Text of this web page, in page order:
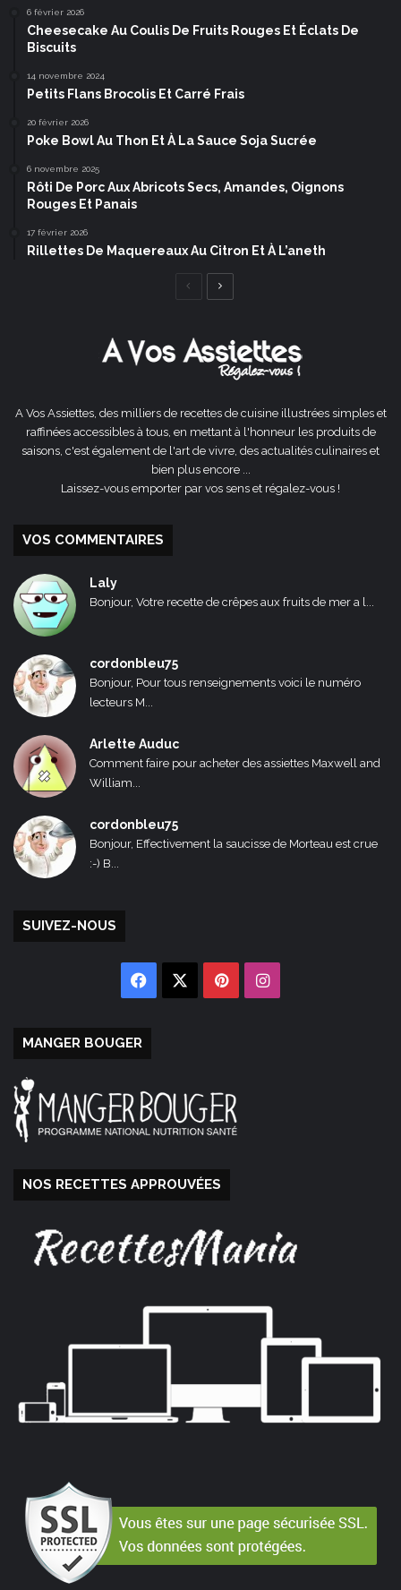
6 février 2026
Cheesecake Au Coulis De Fruits Rouges Et Éclats De
Biscuits
14 novembre 2024
Petits Flans Brocolis Et Carré Frais
20 février 2026
Poke Bowl Au Thon Et À La Sauce Soja Sucrée
6 novembre 2025
Rôti De Porc Aux Abricots Secs, Amandes, Oignons
Rouges Et Panais
17 février 2026
Rillettes De Maquereaux Au Citron Et À L’aneth
Page
A Vos Assiettes, des milliers de recettes de cuisine illustrées simples et
raffinées accessibles à tous, en mettant à l'honneur les produits de
saisons, c'est également de l'art de vivre, des actualités culinaires et
bien plus encore ...
Laissez-vous emporter par vos sens et régalez-vous !
VOS COMMENTAIRES
Laly
Bonjour, Votre recette de crêpes aux fruits de mer a l...
cordonbleu75
Bonjour, Pour tous renseignements voici le numéro
lecteurs M...
Arlette Auduc
Comment faire pour acheter des assiettes Maxwell and
William...
cordonbleu75
Bonjour, Effectivement la saucisse de Morteau est crue
:-) B...
SUIVEZ-NOUS
Facebook PinterestInstagram
MANGER BOUGER
NOS RECETTES APPROUVÉES